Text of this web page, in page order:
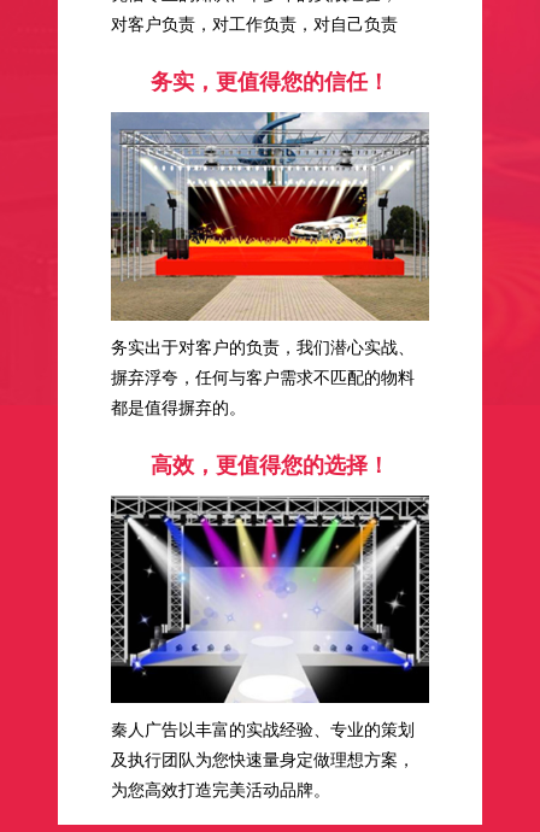
对客户负责，对工作负责，对自己负责
务实，更值得您的信任！
务实出于对客户的负责，我们潜心实战、
摒弃浮夸，任何与客户需求不匹配的物料
都是值得摒弃的。
高效，更值得您的选择！
秦人广告以丰富的实战经验、专业的策划
及执行团队为您快速量身定做理想方案，
为您高效打造完美活动品牌。